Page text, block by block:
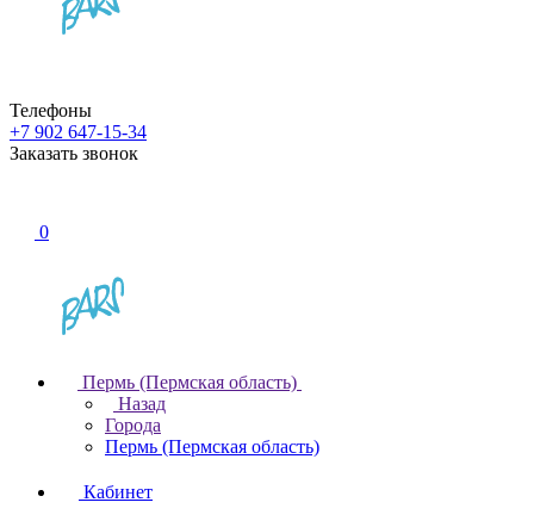
Телефоны
+7 902 647-15-34
Заказать звонок
0
Пермь (Пермская область)
Назад
Города
Пермь (Пермская область)
Кабинет